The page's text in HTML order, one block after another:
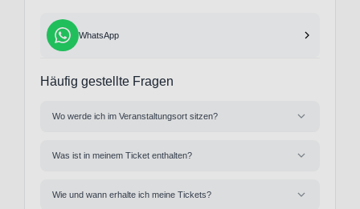
WhatsApp
Häufig gestellte Fragen
Wo werde ich im Veranstaltungsort sitzen?
Was ist in meinem Ticket enthalten?
Wie und wann erhalte ich meine Tickets?